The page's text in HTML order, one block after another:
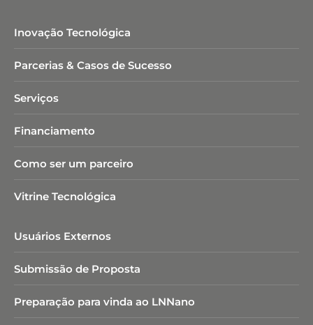
Inovação Tecnológica
Parcerias & Casos de Sucesso
Serviços
Financiamento
Como ser um parceiro
Vitrine Tecnológica
Usuários Externos
Submissão de Proposta
Preparação para vinda ao LNNano